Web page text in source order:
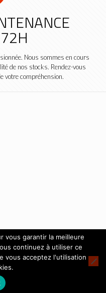
Nous sommes en cours
de nos stocks. Rendez-vous
votre compréhension.
vous garantir la meilleure
continuez à utiliser ce
vous acceptez l'utilisation